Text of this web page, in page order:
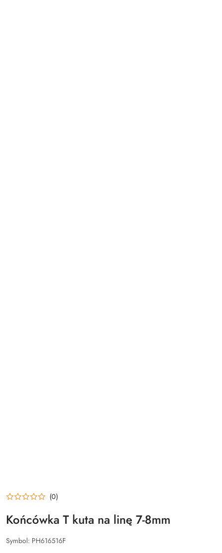
(0)
Końcówka T kuta na linę 7-8mm
Symbol: PH616516F